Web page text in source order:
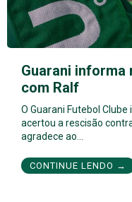
Guarani
com Ralf
O Guarani Futebol
acertou a rescisão
agradece ao…
CONTINUE LENDO →